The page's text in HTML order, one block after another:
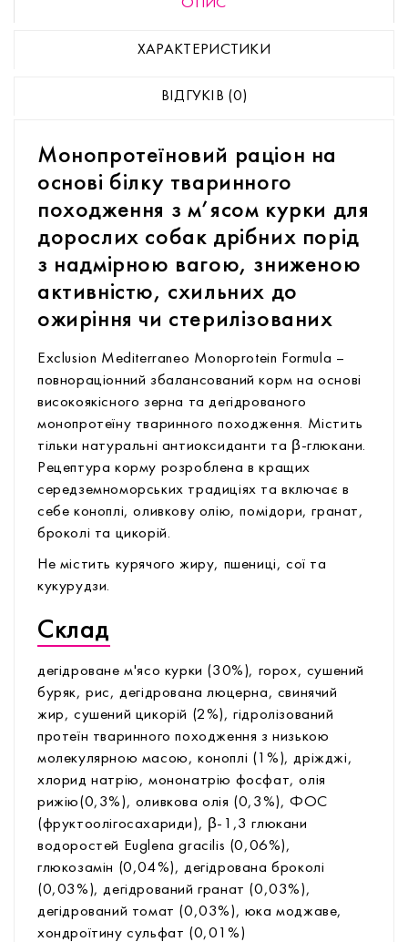
ОПИС
ХАРАКТЕРИСТИКИ
ВІДГУКІВ (0)
Монопротеїновий раціон на
основі білку тваринного
походження з м’ясом курки для
дорослих собак дрібних порід
з надмірною вагою, зниженою
активністю, схильних до
ожиріння чи стерилізованих
Exclusion Mediterraneo Monoprotein Formula –
повнораціонний збалансований корм на основі
високоякісного зерна та дегідрованого
монопротеїну тваринного походження. Містить
тільки натуральні антиоксиданти та β-глюкани.
Рецептура корму розроблена в кращих
середземноморських традиціях та включає в
себе коноплі, оливкову олію, помідори, гранат,
броколі та цикорій.
Не містить курячого жиру, пшениці, сої та
кукурудзи.
Склад
дегідроване м'ясо курки (30%), горох, сушений
буряк, рис, дегідрована люцерна, свинячий
жир, сушений цикорій (2%), гідролізований
протеїн тваринного походження з низькою
молекулярною масою, коноплі (1%), дріжджі,
хлорид натрію, мононатрію фосфат, олія
рижію(0,3%), оливкова олія (0,3%), ФОС
(фруктоолігосахариди), β-1,3 глюкани
водоростей Euglena gracilis (0,06%),
глюкозамін (0,04%), дегідрована броколі
(0,03%), дегідрований гранат (0,03%),
дегідрований томат (0,03%), юка моджаве,
хондроїтину сульфат (0,01%)